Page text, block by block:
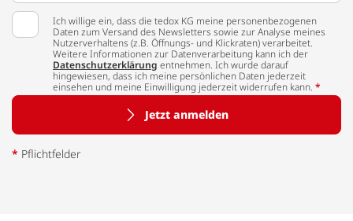
Ich willige ein, dass die tedox KG meine personenbezogenen
Daten zum Versand des Newsletters sowie zur Analyse meines
Nutzerverhaltens (z.B. Öffnungs- und Klickraten) verarbeitet.
Weitere Informationen zur Datenverarbeitung kann ich der
Datenschutzerklärung entnehmen. Ich wurde darauf
hingewiesen, dass ich meine persönlichen Daten jederzeit
einsehen und meine Einwilligung jederzeit widerrufen kann. *
Jetzt anmelden
* Pflichtfelder